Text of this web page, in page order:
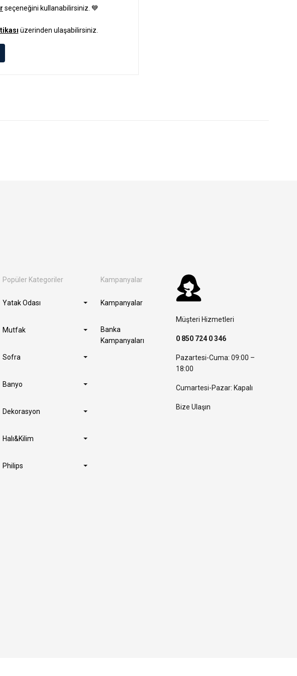
Popüler Kategoriler
Yatak Odası
Mutfak
Sofra
Banyo
Dekorasyon
Halı&Kilim
Philips
Kampanyalar
Kampanyalar
Banka
Kampanyaları
Müşteri Hizmetleri
0 850 724 0 346
Pazartesi-Cuma: 09:00 –
18:00
Cumartesi-Pazar: Kapalı
Bize Ulaşın